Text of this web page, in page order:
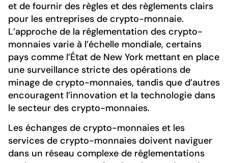
et de fournir des règles et des règlements clairs
pour les entreprises de crypto-monnaie.
L’approche de la réglementation des crypto-
monnaies varie à l’échelle mondiale, certains
pays comme l’État de New York mettant en place
une surveillance stricte des opérations de
minage de crypto-monnaies, tandis que d’autres
encouragent l’innovation et la technologie dans
le secteur des crypto-monnaies.
Les échanges de crypto-monnaies et les
services de crypto-monnaies doivent naviguer
dans un réseau complexe de réglementations